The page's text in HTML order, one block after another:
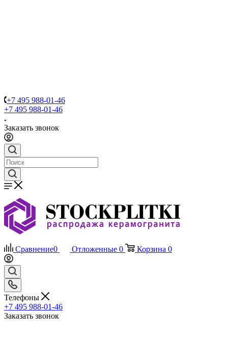
+7 495 988-01-46
+7 495 988-01-46
Заказать звонок
Сравнение0 Отложенные 0 Корзина 0
Телефоны
+7 495 988-01-46
Заказать звонок